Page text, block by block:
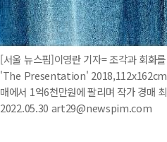
[서울 뉴스핌]이영란 기자= 조각과 회화
'The Presentation' 2018,112x162cm.
매에서 1억6천만원에 팔리며 작가 경매
2022.05.30 art29@newspim.com